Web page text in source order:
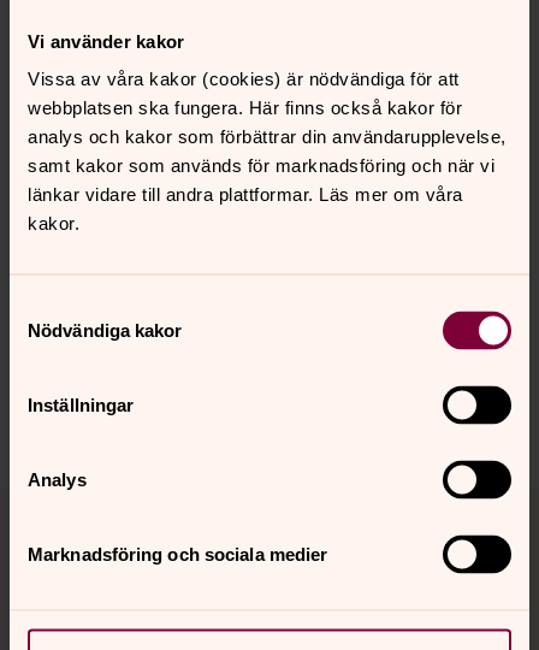
Vi använder kakor
Vissa av våra kakor (cookies) är nödvändiga för att
webbplatsen ska fungera. Här finns också kakor för
analys och kakor som förbättrar din användarupplevelse,
samt kakor som används för marknadsföring och när vi
länkar vidare till andra plattformar. Läs mer om våra
kakor.
Nödvändiga kakor
Inställningar
Analys
Marknadsföring och sociala medier
Tänd dopljuset vid olika högtidsdagar och när det
brunnit ner är ni välkomna till församlingsgården att
hämta ett nytt.
I vår församling får man en vacker dopljusstake i glas vid
dopet.
innehåll?
Dela
Tillbaka till toppen
Tillbaka till innehållet
Kontakt